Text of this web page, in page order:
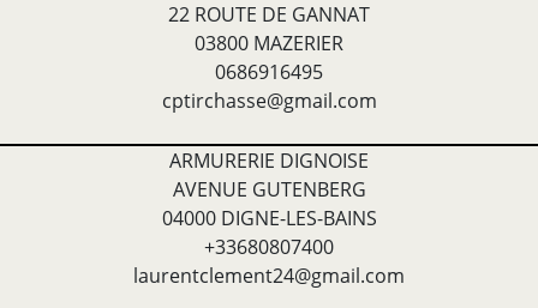
22 ROUTE DE GANNAT
03800 MAZERIER
0686916495
cptirchasse@gmail.com
ARMURERIE DIGNOISE
AVENUE GUTENBERG
04000 DIGNE-LES-BAINS
+33680807400
laurentclement24@gmail.com